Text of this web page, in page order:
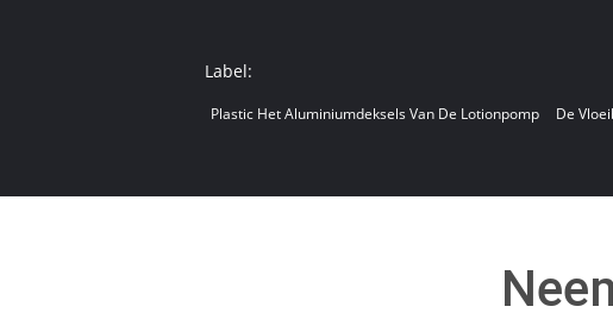
Label:
Plastic Het Aluminiumdeksels Van De Lotionpomp De